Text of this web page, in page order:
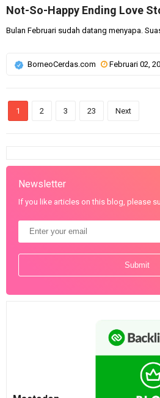
Not-So-Happy Ending Love
Bulan Februari sudah datang menyapa.
BorneoCerdas.com Februari 02,
1 2 3 23 Next
Newsletter
If you like articles on this blog, please